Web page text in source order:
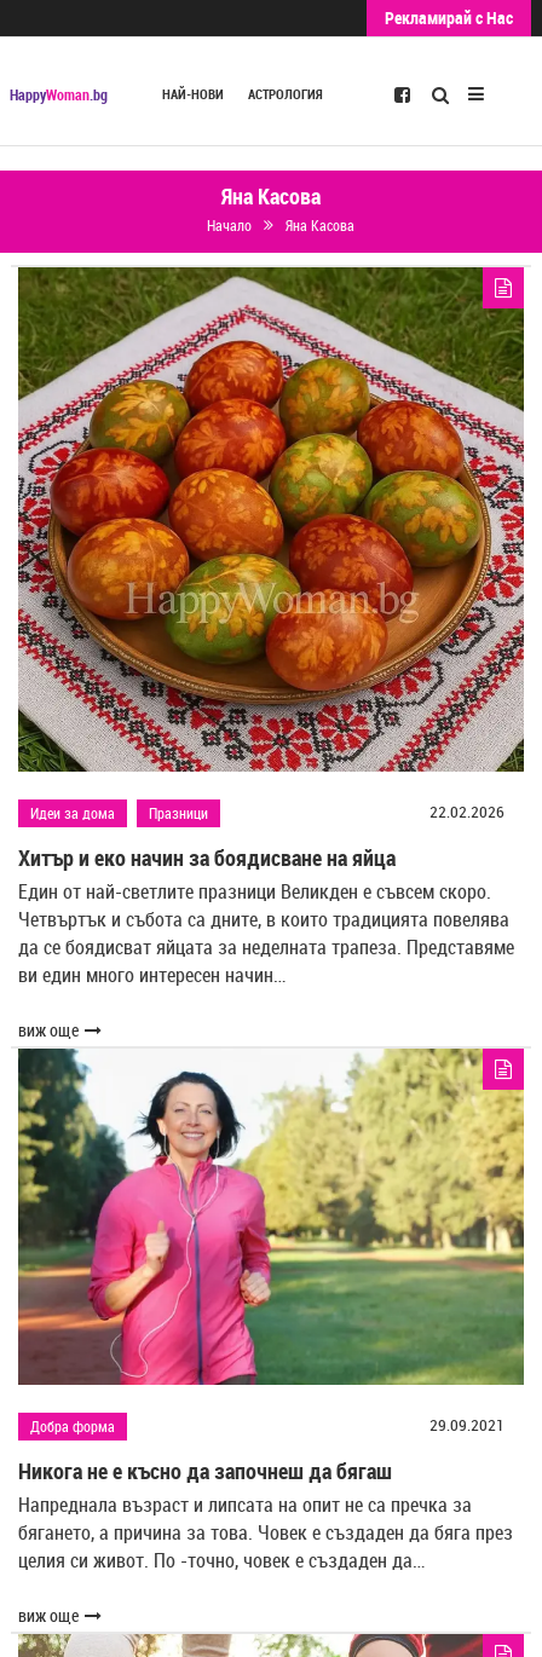
Рекламирай с Нас
HappyWoman.bg НАЙ-НОВИ АСТРОЛОГИЯ Търсене
Яна Касова
Начало Яна Касова
Идеи за дома Празници 22.02.2026
Хитър и еко начин за боядисване на яйца
Един от най-светлите празници Великден е съвсем скоро.
Четвъртък и събота са дните, в които традицията повелява
да се боядисват яйцата за неделната трапеза. Представяме
ви един много интересен начин…
виж още
Добра форма 29.09.2021
Никога не е късно да започнеш да бягаш
Напреднала възраст и липсата на опит не са пречка за
бягането, а причина за това. Човек е създаден да бяга през
целия си живот. По -точно, човек е създаден да…
виж още